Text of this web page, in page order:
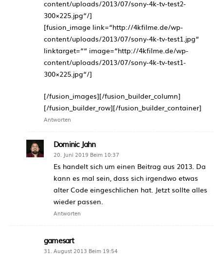
content/uploads/2013/07/sony-4k-tv-test2-
300×225.jpg“/]
[fusion_image link=“http://4kfilme.de/wp-
content/uploads/2013/07/sony-4k-tv-test1.jpg“
linktarget=““ image=“http://4kfilme.de/wp-
content/uploads/2013/07/sony-4k-tv-test1-
300×225.jpg“/]
[/fusion_images][/fusion_builder_column]
[/fusion_builder_row][/fusion_builder_container]
Antworten
Dominic Jahn
20. Juni 2019 Beim 10:37
Es handelt sich um einen Beitrag aus 2013. Da
kann es mal sein, dass sich irgendwo etwas
alter Code eingeschlichen hat. Jetzt sollte alles
wieder passen.
Antworten
gamesart
31. August 2013 Beim 19:54